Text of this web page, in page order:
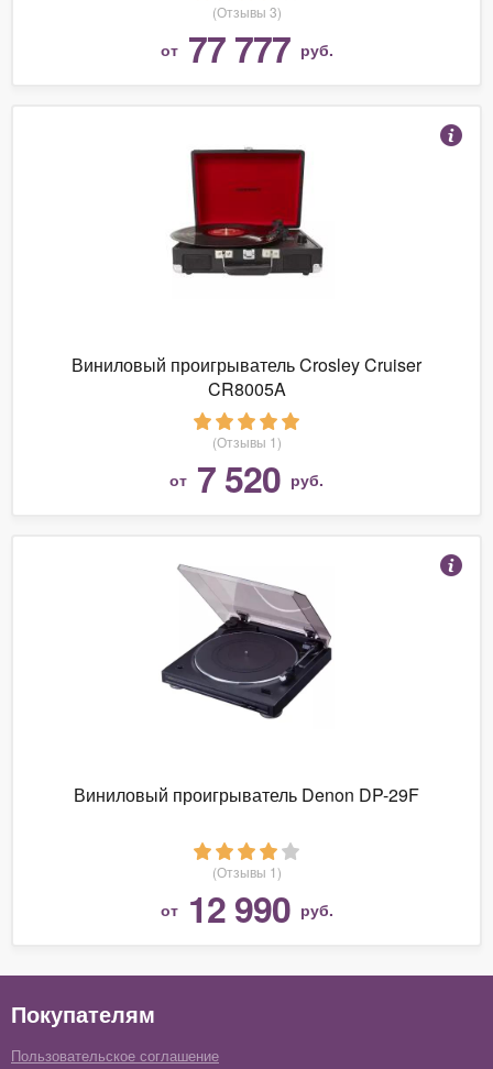
(Отзывы 3)
от 77 777 руб.
Виниловый проигрыватель Crosley Cruiser
CR8005A
(Отзывы 1)
от 7 520 руб.
Виниловый проигрыватель Denon DP-29F
(Отзывы 1)
от 12 990 руб.
Покупателям
Пользовательское соглашение